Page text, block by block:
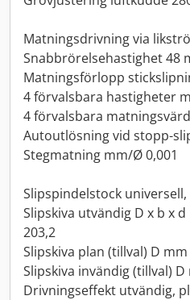
Matningsdrivning via
Snabbrörelsehastighet 48
Matningsförlopp
4 förvalsbara hastigheter
4 förvalsbara
Autoutlösning vid stopp-
Stegmatning mm/Ø 0,001
Slipspindelstock
Slipskiva utvändig D x b x
203,2
Slipskiva plan (tillval) D
Slipskiva invändig (tillval) D
Drivningseffekt utvändig,